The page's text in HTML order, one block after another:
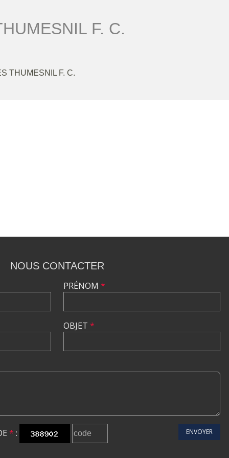
F. C.
THUMESNIL F. C.
NOUS CONTACTER
PRÉNOM *
OBJET *
* : ENVOYER